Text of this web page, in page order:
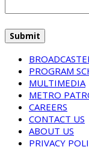
PROGRAM
MULTIMEDIA
METRO
CAREERS
CONTACT US
ABOUT US
PRIVACY